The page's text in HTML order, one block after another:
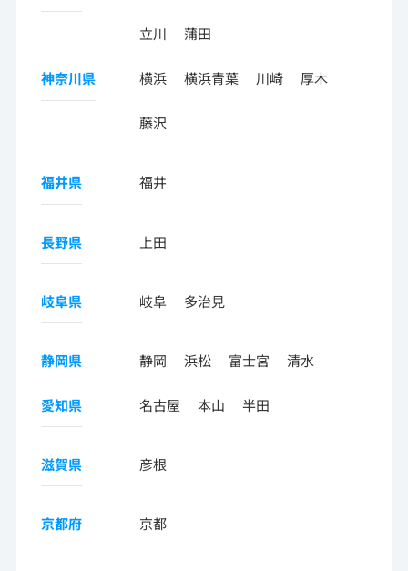
立川 蒲田
神奈川県 横浜 横浜青葉 川崎 厚木
藤沢
福井県 福井
長野県 上田
岐阜県 岐阜 多治見
静岡県 静岡 浜松 富士宮 清水
愛知県 名古屋 本山 半田
滋賀県 彦根
京都府 京都